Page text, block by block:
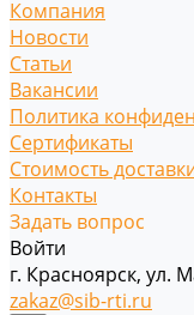
Компания
Новости
Статьи
Вакансии
Политика
Сертификаты
Стоимость
Контакты
Задать вопрос
Войти
г. Красноярск, ул.
zakaz@sib-rti.ru